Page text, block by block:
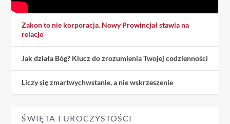
Zakon to nie korporacja. Nowy Prowincjał stawia na
relacje
Jak działa Bóg? Klucz do zrozumienia Twojej codzienności
Liczy się zmartwychwstanie, a nie wskrzeszenie
ŚWIĘTA I UROCZYSTOŚCI